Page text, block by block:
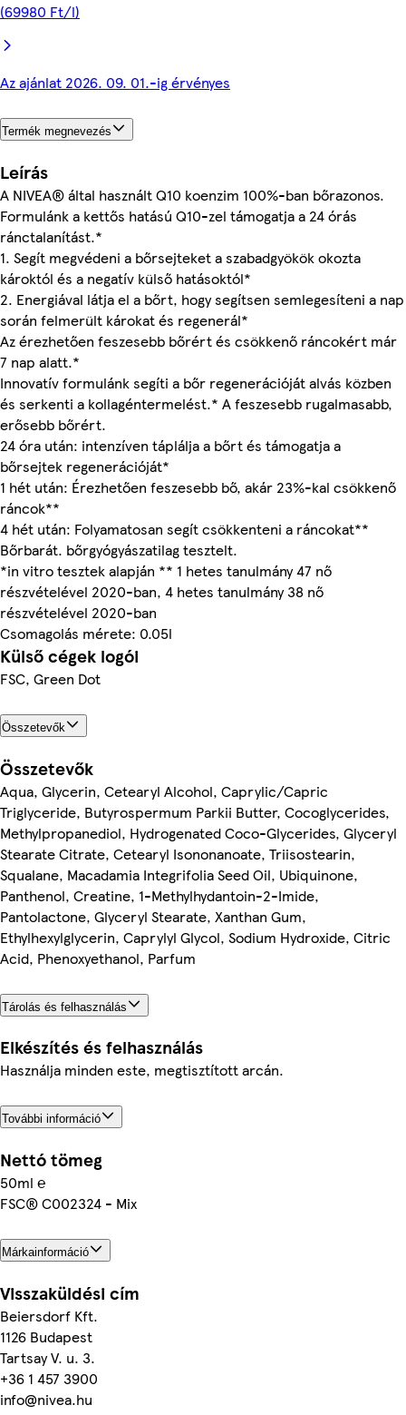
(69980 Ft/l)
Az ajánlat 2026. 09. 01.-ig érvényes
Termék megnevezés
Leírás
A NIVEA® által használt Q10 koenzim 100%-ban bőrazonos.
Formulánk a kettős hatású Q10-zel támogatja a 24 órás
ránctalanítást.*
1. Segít megvédeni a bőrsejteket a szabadgyökök okozta
károktól és a negatív külső hatásoktól*
2. Energiával látja el a bőrt, hogy segítsen semlegesíteni a nap
során felmerült károkat és regenerál*
Az érezhetően feszesebb bőrért és csökkenő ráncokért már
7 nap alatt.*
Innovatív formulánk segíti a bőr regenerációját alvás közben
és serkenti a kollagéntermelést.* A feszesebb rugalmasabb,
erősebb bőrért.
24 óra után: intenzíven táplálja a bőrt és támogatja a
bőrsejtek regenerációját*
1 hét után: Érezhetően feszesebb bő, akár 23%-kal csökkenő
ráncok**
4 hét után: Folyamatosan segít csökkenteni a ráncokat**
Bőrbarát. bőrgyógyászatilag tesztelt.
*in vitro tesztek alapján ** 1 hetes tanulmány 47 nő
részvételével 2020-ban, 4 hetes tanulmány 38 nő
részvételével 2020-ban
Csomagolás mérete: 0.05l
Külső cégek logói
FSC, Green Dot
Összetevők
Összetevők
Aqua, Glycerin, Cetearyl Alcohol, Caprylic/Capric
Triglyceride, Butyrospermum Parkii Butter, Cocoglycerides,
Methylpropanediol, Hydrogenated Coco-Glycerides, Glyceryl
Stearate Citrate, Cetearyl Isononanoate, Triisostearin,
Squalane, Macadamia Integrifolia Seed Oil, Ubiquinone,
Panthenol, Creatine, 1-Methylhydantoin-2-Imide,
Pantolactone, Glyceryl Stearate, Xanthan Gum,
Ethylhexylglycerin, Caprylyl Glycol, Sodium Hydroxide, Citric
Acid, Phenoxyethanol, Parfum
Tárolás és felhasználás
Elkészítés és felhasználás
Használja minden este, megtisztított arcán.
További információ
Nettó tömeg
50ml ℮
FSC® C002324 - Mix
Márkainformáció
Visszaküldési cím
Beiersdorf Kft.
1126 Budapest
Tartsay V. u. 3.
+36 1 457 3900
info@nivea.hu